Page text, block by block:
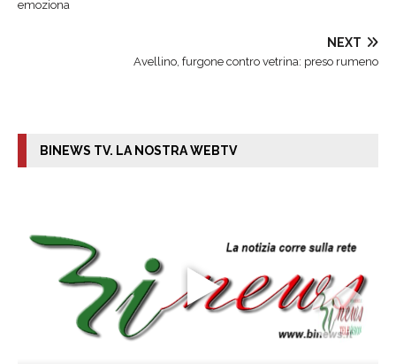
emoziona
NEXT
Avellino, furgone contro vetrina: preso rumeno
BINEWS TV. LA NOSTRA WEBTV